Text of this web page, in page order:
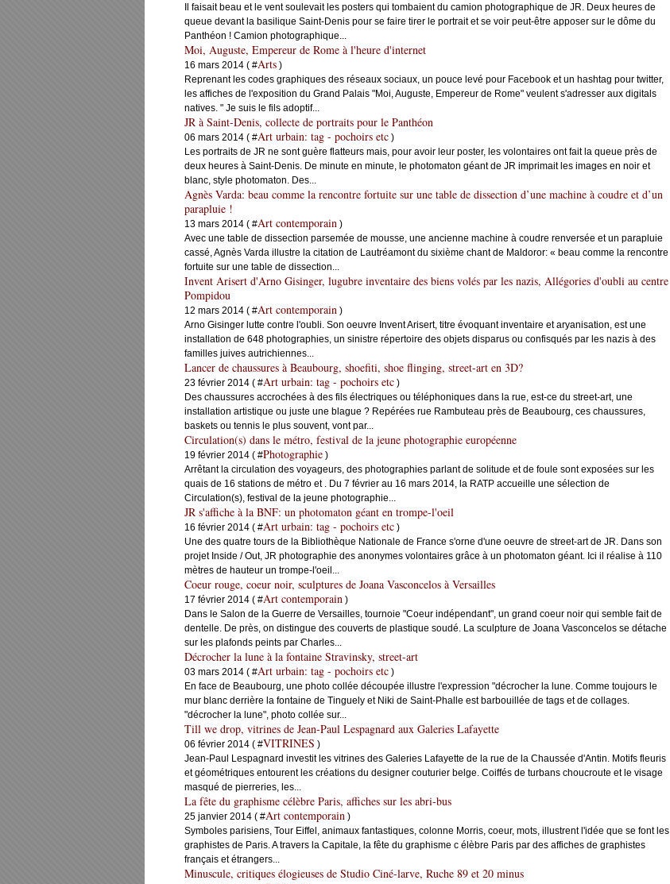
Il faisait beau et le vent soulevait les posters qui tombaient du camion photographique de JR. Deux heures de
queue devant la basilique Saint-Denis pour se faire tirer le portrait et se voir peut-être apposer sur le dôme du
Panthéon ! Camion photographique...
Moi, Auguste, Empereur de Rome à l'heure d'internet
16 mars 2014 ( #Arts )
Reprenant les codes graphiques des réseaux sociaux, un pouce levé pour Facebook et un hashtag pour twitter,
les affiches de l'exposition du Grand Palais "Moi, Auguste, Empereur de Rome" veulent s'adresser aux digitals
natives. " Je suis le fils adoptif...
JR à Saint-Denis, collecte de portraits pour le Panthéon
06 mars 2014 ( #Art urbain: tag - pochoirs etc )
Les portraits de JR ne sont guère flatteurs mais, pour avoir leur poster, les volontaires ont fait la queue près de
deux heures à Saint-Denis. De minute en minute, le photomaton géant de JR imprimait les images en noir et
blanc, style photomaton. Des...
Agnès Varda: beau comme la rencontre fortuite sur une table de dissection d’une machine à coudre et d’un
parapluie !
13 mars 2014 ( #Art contemporain )
Avec une table de dissection parsemée de mousse, une ancienne machine à coudre renversée et un parapluie
cassé, Agnès Varda illustre la citation de Lautréamont du sixième chant de Maldoror: « beau comme la rencontre
fortuite sur une table de dissection...
Invent Arisert d'Arno Gisinger, lugubre inventaire des biens volés par les nazis, Allégories d'oubli au centre
Pompidou
12 mars 2014 ( #Art contemporain )
Arno Gisinger lutte contre l'oubli. Son oeuvre Invent Arisert, titre évoquant inventaire et aryanisation, est une
installation de 648 photographies, un sinistre répertoire des objets disparus ou confisqués par les nazis à des
familles juives autrichiennes...
Lancer de chaussures à Beaubourg, shoefiti, shoe flinging, street-art en 3D?
23 février 2014 ( #Art urbain: tag - pochoirs etc )
Des chaussures accrochées à des fils électriques ou téléphoniques dans la rue, est-ce du street-art, une
installation artistique ou juste une blague ? Repérées rue Rambuteau près de Beaubourg, ces chaussures,
baskets ou tennis le plus souvent, vont par...
Circulation(s) dans le métro, festival de la jeune photographie européenne
19 février 2014 ( #Photographie )
Arrêtant la circulation des voyageurs, des photographies parlant de solitude et de foule sont exposées sur les
quais de 16 stations de métro et . Du 7 février au 16 mars 2014, la RATP accueille une sélection de
Circulation(s), festival de la jeune photographie...
JR s'affiche à la BNF: un photomaton géant en trompe-l'oeil
16 février 2014 ( #Art urbain: tag - pochoirs etc )
Une des quatre tours de la Bibliothèque Nationale de France s'orne d'une oeuvre de street-art de JR. Dans son
projet Inside / Out, JR photographie des anonymes volontaires grâce à un photomaton géant. Ici il réalise à 110
mètres de hauteur un trompe-l'oeil...
Coeur rouge, coeur noir, sculptures de Joana Vasconcelos à Versailles
17 février 2014 ( #Art contemporain )
Dans le Salon de la Guerre de Versailles, tournoie "Coeur indépendant", un grand coeur noir qui semble fait de
dentelle. De près, on distingue des couverts de plastique soudé. La sculpture de Joana Vasconcelos se détache
sur les plafonds peints par Charles...
Décrocher la lune à la fontaine Stravinsky, street-art
03 mars 2014 ( #Art urbain: tag - pochoirs etc )
En face de Beaubourg, une photo collée découpée illustre l'expression "décrocher la lune. Comme toujours le
mur blanc derrière la fontaine de Tinguely et Niki de Saint-Phalle est barbouillée de tags et de collages.
"décrocher la lune", photo collée sur...
Till we drop, vitrines de Jean-Paul Lespagnard aux Galeries Lafayette
06 février 2014 ( #VITRINES )
Jean-Paul Lespagnard investit les vitrines des Galeries Lafayette de la rue de la Chaussée d'Antin. Motifs fleuris
et géométriques entourent les créations du designer couturier belge. Coiffés de turbans choucroute et le visage
masqué de pierreries, les...
La fête du graphisme célèbre Paris, affiches sur les abri-bus
25 janvier 2014 ( #Art contemporain )
Symboles parisiens, Tour Eiffel, animaux fantastiques, colonne Morris, coeur, mots, illustrent l'idée que se font les
graphistes de Paris. A travers la Capitale, la fête du graphisme c élèbre Paris par des affiches de graphistes
français et étrangers...
Minuscule, critiques élogieuses de Studio Ciné-larve, Ruche 89 et 20 minus